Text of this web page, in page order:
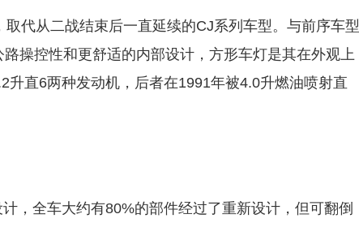
代从二战结束后一直延续的CJ系列车型。与前序车型
操控性和更舒适的内部设计，方形车灯是其在外观上
升直6两种发动机，后者在1991年被4.0升燃油喷射直
，全车大约有80%的部件经过了重新设计，但可翻倒